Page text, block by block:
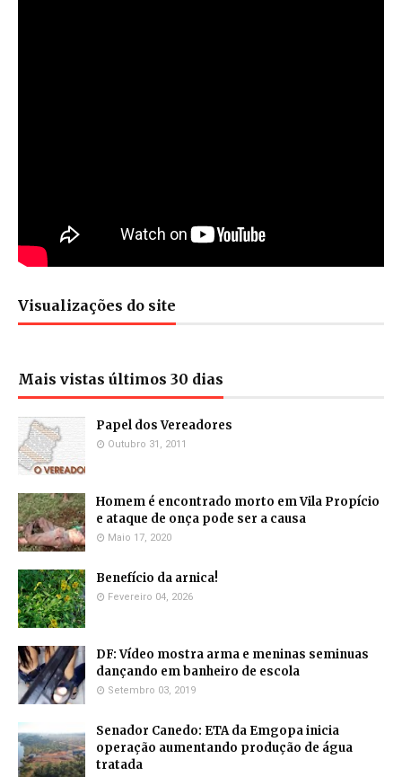
Visualizações do site
Mais vistas últimos 30 dias
Papel dos Vereadores
Outubro 31, 2011
Homem é encontrado morto em Vila Propício
e ataque de onça pode ser a causa
Maio 17, 2020
Benefício da arnica!
Fevereiro 04, 2026
DF: Vídeo mostra arma e meninas seminuas
dançando em banheiro de escola
Setembro 03, 2019
Senador Canedo: ETA da Emgopa inicia
operação aumentando produção de água
tratada